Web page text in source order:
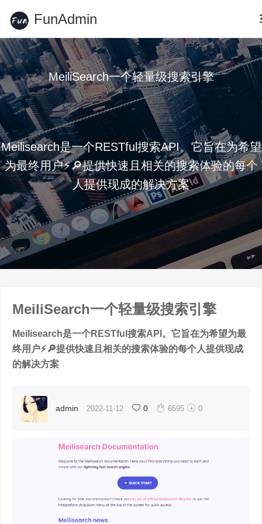
FunAdmin
MeiliSearch一个轻量级搜索引擎
Meilisearch是一个RESTful搜索API。它旨在为希望
为最终用户⚡️🔎提供快速且相关的搜索体验的每个
人提供现成的解决方案
MeiliSearch一个轻量级搜索引擎
Meilisearch是一个RESTful搜索API。它旨在为希望为最
终用户⚡️🔎提供快速且相关的搜索体验的每个人提供现成
的解决方案
admin 2022-11-12  0 6595  0